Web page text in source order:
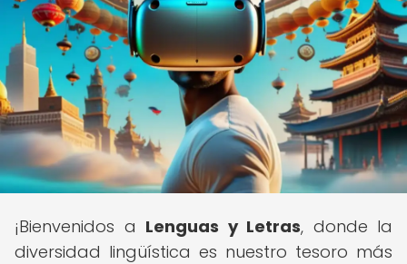
¡Bienvenidos a Lenguas y Letras, donde la
diversidad lingüística es nuestro tesoro más